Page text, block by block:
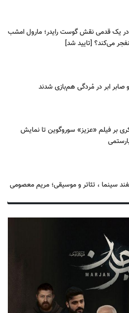
در یک قدمی نقش گوست رایدر؛ مارول امشب
می‌کند؟ [تایید شد]
صابر ابر در مُردگی هم‌بازی شدند
بر فیلم «عزیز» سوروگوین تا نمایش